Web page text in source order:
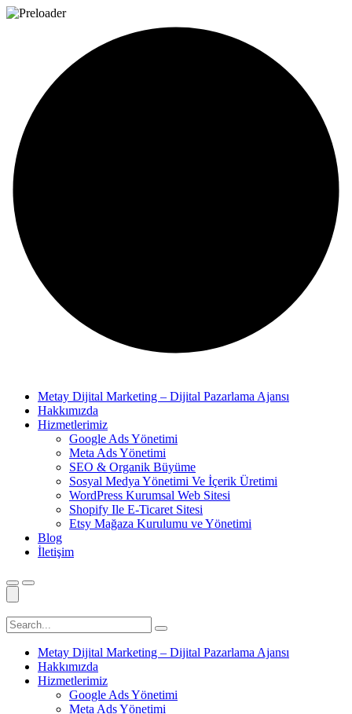
Metay Dijital Marketing – Dijital Pazarlama Ajansı
Hakkımızda
Hizmetlerimiz
Google Ads Yönetimi
Meta Ads Yönetimi
SEO & Organik Büyüme
Sosyal Medya Yönetimi Ve İçerik Üretimi
WordPress Kurumsal Web Sitesi
Shopify Ile E-Ticaret Sitesi
Etsy Mağaza Kurulumu ve Yönetimi
Blog
İletişim
Metay Dijital Marketing – Dijital Pazarlama Ajansı
Hakkımızda
Hizmetlerimiz
Google Ads Yönetimi
Meta Ads Yönetimi